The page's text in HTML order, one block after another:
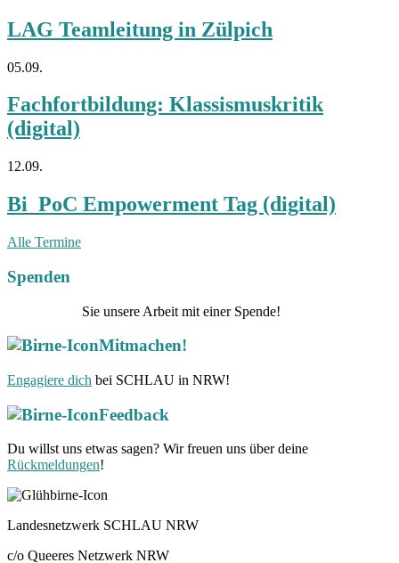
LAG Teamleitung in Zülpich
05.09.
Fachfortbildung: Klassismuskritik
(digital)
12.09.
Bi_PoC Empowerment Tag (digital)
Alle Termine
Spenden
Sie unsere Arbeit mit einer Spende!
Mitmachen!
Engagiere dich bei SCHLAU in NRW!
Feedback
Du willst uns etwas sagen? Wir freuen uns über deine
Rückmeldungen!
Landesnetzwerk SCHLAU NRW
c/o Queeres Netzwerk NRW